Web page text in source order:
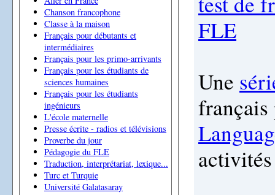
Chanson francophone
Classe à la maison
Français pour débutants et
intermédiaires
Français pour les primo-arrivants
Français pour les étudiants de
sciences humaines
Français pour les étudiants
ingénieurs
L'école maternelle
Presse écrite - radios et télévisions
Proverbe du jour
Pédagogie du FLE
Traduction, interprétariat, lexique...
Turc et Turquie
Université Galatasaray
FLE
Une